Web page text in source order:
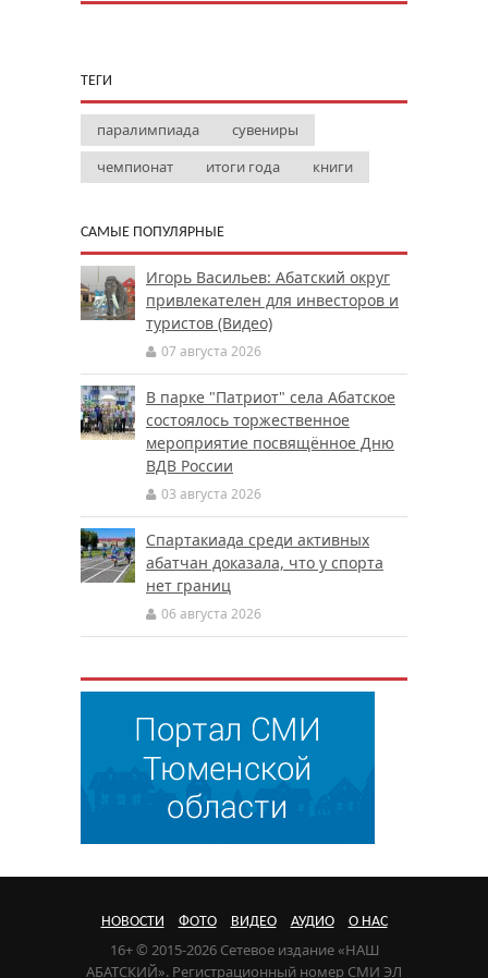
ТЕГИ
паралимпиада
сувениры
чемпионат
итоги года книги
САМЫЕ ПОПУЛЯРНЫЕ
Игорь Васильев: Абатский округ
привлекателен для инвесторов и
туристов (Видео)
07 августа 2026
В парке "Патриот" села Абатское
состоялось торжественное
мероприятие посвящённое Дню
ВДВ России
03 августа 2026
Спартакиада среди активных
абатчан доказала, что у спорта
нет границ
06 августа 2026
НОВОСТИ ФОТО ВИДЕО АУДИО О НАС
16+ © 2015-2026 Сетевое издание «НАШ
АБАТСКИЙ». Регистрационный номер СМИ ЭЛ